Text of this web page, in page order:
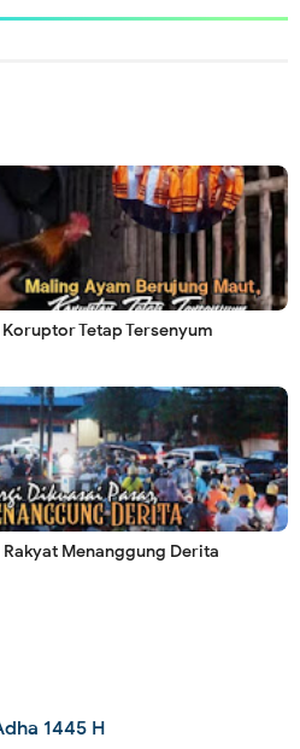
Tetap Tersenyum
Menanggung Derita
1445 H